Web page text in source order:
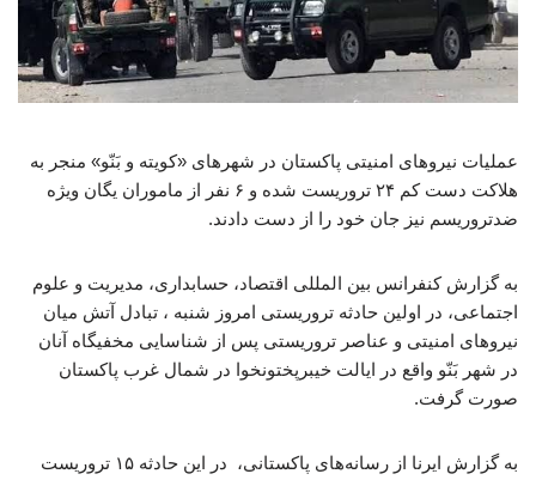
عملیات نیروهای امنیتی پاکستان در شهرهای «کویته و بَنّو» منجر به
هلاکت دست کم ۲۴ تروریست شده و ۶ نفر از ماموران یگان ویژه
ضدتروریسم نیز جان خود را از دست دادند.
به گزارش کنفرانس بین المللی اقتصاد، حسابداری، مدیریت و علوم
اجتماعی، در اولین حادثه تروریستی امروز شنبه ، تبادل آتش میان
نیروهای امنیتی و عناصر تروریستی پس از شناسایی مخفیگاه آنان
در شهر بَنّو واقع در ایالت خیبرپختونخوا در شمال غرب پاکستان
صورت گرفت.
به گزارش ایرنا از رسانه‌های پاکستانی، در این حادثه ۱۵ تروریست